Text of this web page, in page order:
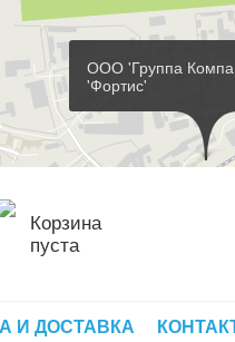
ООО 'Группа
'Фортис'
Корзина
пуста
И ДОСТАВКА